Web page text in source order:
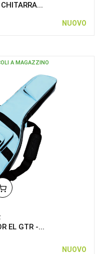
NUOVO
A MAGAZZINO
EL GTR -...
NUOVO